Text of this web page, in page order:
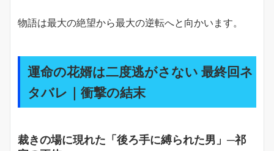
物語は最大の絶望から最大の逆転へと向かいます。
運命の花婿は二度逃がさない 最終回ネ
タバレ｜衝撃の結末
裁きの場に現れた「後ろ手に縛られた男」─祁